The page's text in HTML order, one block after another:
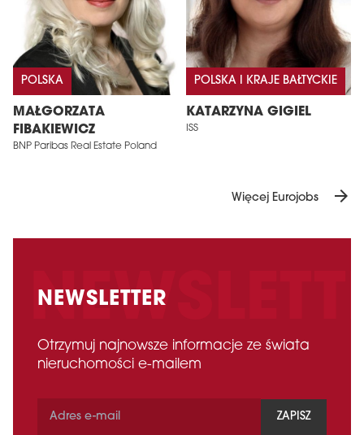
POLSKA
MAŁGORZATA
FIBAKIEWICZ
BNP Paribas Real Estate Poland
POLSKA I KRAJE BAŁTYCKIE
KATARZYNA GIGIEL
ISS
Więcej Eurojobs arrow_forward
NEWSLETTER
Otrzymuj najnowsze informacje ze świata
nieruchomości e-mailem
ZAPISZ